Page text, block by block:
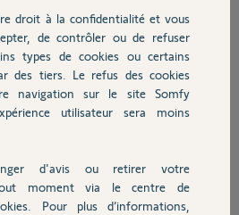
très prochainement par un Yellow.
droit à la confidentialité et vous
de contrôler ou de refuser
types de cookies ou certains
des tiers. Le refus des cookies
navigation sur le site Somfy
utilisateur sera moins
d'avis ou retirer votre
moment via le centre de
Pour plus d’informations,